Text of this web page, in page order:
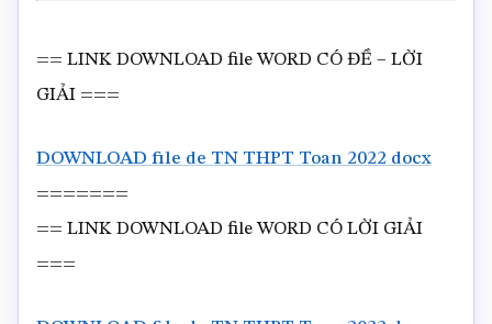
== LINK DOWNLOAD file WORD CÓ ĐỀ – LỜI
GIẢI ===
DOWNLOAD file de TN THPT Toan 2022 docx
=======
== LINK DOWNLOAD file WORD CÓ LỜI GIẢI
===